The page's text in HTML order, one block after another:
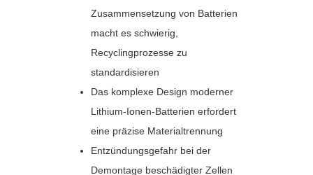
Zusammensetzung von Batterien
macht es schwierig,
Recyclingprozesse zu
standardisieren
Das komplexe Design moderner
Lithium-Ionen-Batterien erfordert
eine präzise Materialtrennung
Entzündungsgefahr bei der
Demontage beschädigter Zellen